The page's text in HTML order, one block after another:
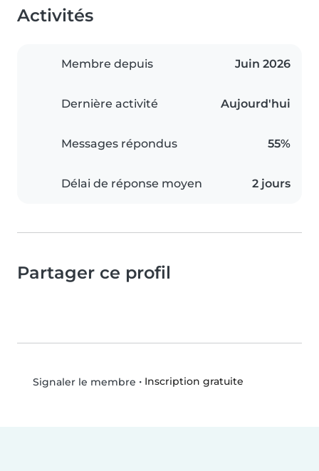
Activités
Membre depuis Juin 2026
Dernière activité Aujourd'hui
Messages répondus 55%
Délai de réponse moyen 2 jours
Partager ce profil
Signaler le membre • Inscription gratuite